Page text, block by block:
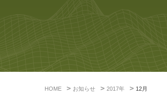
HOME お知らせ 2017年 12月